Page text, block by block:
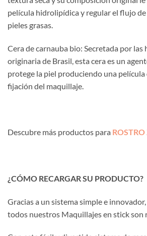
película hidrolipídica y regular el flujo de
pieles grasas.
Cera de carnauba bio: Secretada por las
originaria de Brasil, esta cera es un
protege la piel produciendo una
fijación del maquillaje.
Descubre más productos para
¿CÓMO RECARGAR SU PRODUCTO?
Gracias a un sistema simple e
todos nuestros Maquillajes en stick son